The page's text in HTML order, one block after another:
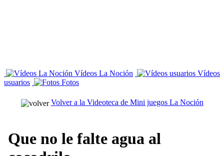
Vídeos La Noción
Vídeos
usuarios
Fotos
Volver a la Videoteca de Mini juegos La Noción
Que no le falte agua al